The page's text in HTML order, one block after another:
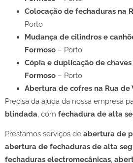
Colocação de fechaduras na
Porto
Mudança de cilindros e
Formoso – Porto
Cópia e duplicação de chaves
Formoso – Porto
Abertura de cofres na Rua de
Precisa da ajuda da nossa empresa
blindada , com fechadura de alta
Prestamos serviços de abertura de
abertura de fechaduras de alta
fechaduras electromecânicas,